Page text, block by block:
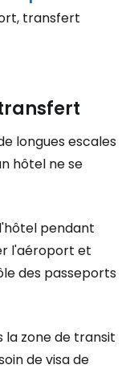
transfert
longues escales
hôtel ne se
pendant
l'aéroport et
des passeports
la zone de transit
de visa de